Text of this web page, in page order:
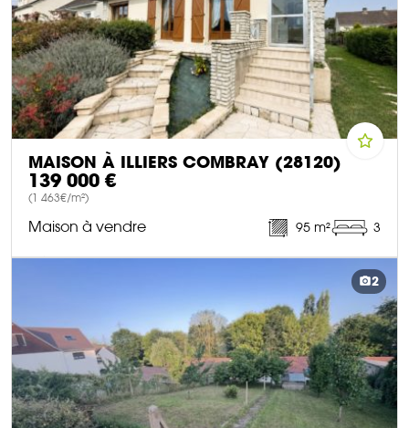
MAISON À ILLIERS COMBRAY (28120)
139 000 €
(1 463€/m²)
Maison à vendre 95 m² 3
2